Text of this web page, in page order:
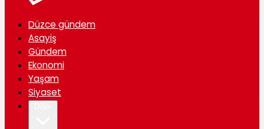
Düzce gündem
Asayiş
Gündem
Ekonomi
Yaşam
Siyaset